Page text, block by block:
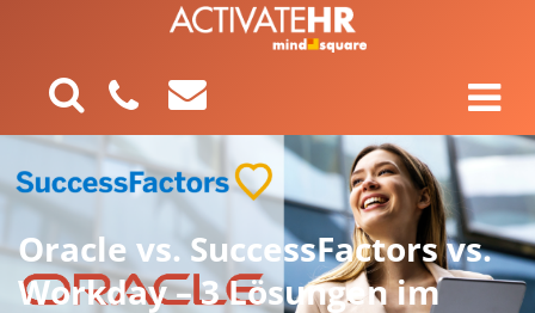
Oracle vs. SuccessFactors vs.
Workday – 3 Lösungen im